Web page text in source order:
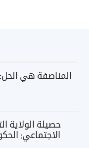
المناصفة هي الحل:
حصيلة الولاية
الاجتماعي: